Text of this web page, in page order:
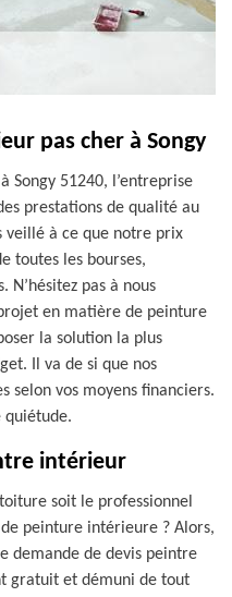
pas cher à Songy
Songy 51240, l’entreprise
prestations de qualité au
veillé à ce que notre prix
toutes les bourses,
pas à nous
en matière de peinture
la solution la plus
Il va de si que nos
selon vos moyens financiers.
quiétude.
intérieur
soit le professionnel
peinture intérieure ? Alors,
demande de devis peintre
gratuit et démuni de tout